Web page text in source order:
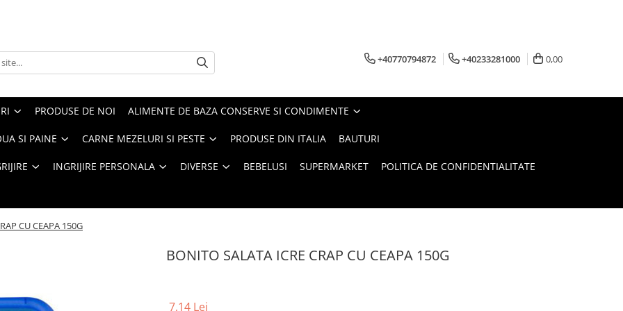
+40770794872 +40233281000 0,00
PRODUSE DE NOI ALIMENTE DE BAZA CONSERVE SI CONDIMENTE
SI PAINE CARNE MEZELURI SI PESTE PRODUSE DIN ITALIA BAUTURI
INGRIJIRE PERSONALA DIVERSE BEBELUSI SUPERMARKET POLITICA DE CONFIDENTIALITATE
CU CEAPA 150G
BONITO SALATA ICRE CRAP CU CEAPA 150G
7,14 Lei